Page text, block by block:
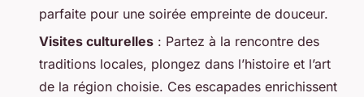
parfaite pour une soirée empreinte de douceur.
Visites culturelles : Partez à la rencontre des
traditions locales, plongez dans l’histoire et l’art
de la région choisie. Ces escapades enrichissent